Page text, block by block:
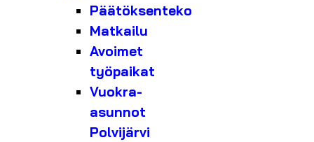
Päätöksenteko
Matkailu
Avoimet
työpaikat
Vuokra-
asunnot
Polvijärvi